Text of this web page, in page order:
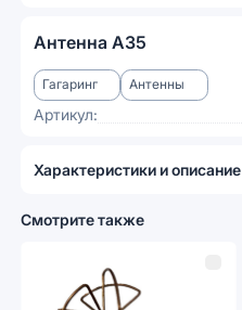
Антенна А35
Гагаринг Антенны
Артикул:
Характеристики и описание
Смотрите также